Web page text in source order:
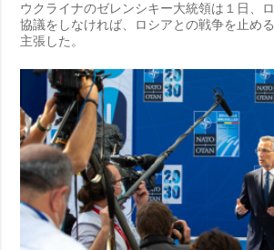
ウクライナのゼレンシキー大統領は１日、
協議をしなければ、ロシアとの戦争を止め
主張した。